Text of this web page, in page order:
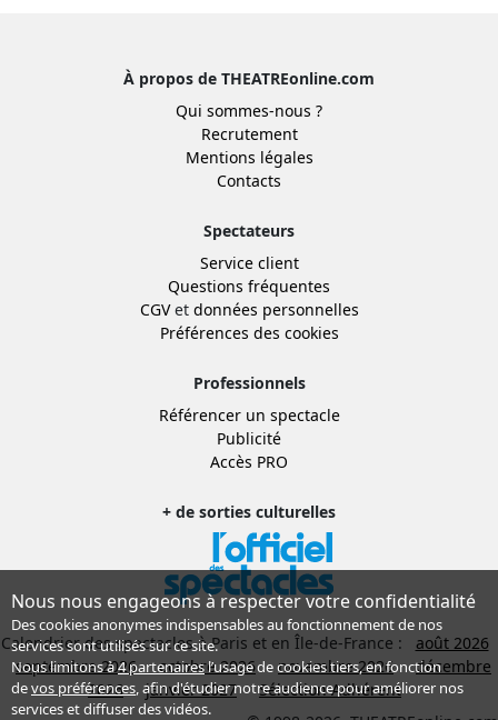
À propos de THEATREonline.com
Qui sommes-nous ?
Recrutement
Mentions légales
Contacts
Spectateurs
Service client
Questions fréquentes
CGVet données personnelles
Préférences des cookies
Professionnels
Référencer un spectacle
Publicité
Accès PRO
+ de sorties culturelles
Calendrier des spectacles à Paris et en Île-de-France :
août 2026
septembre 2026
octobre 2026 novembre 2026
décembre
2026
janvier 2027
Sélection Adhérent
Nous nous engageons à respecter votre confidentialité
Des cookies anonymes indispensables au fonctionnement de nos
services sont utilisés sur ce site.
Nous limitons à4 partenairesl’usage de cookies tiers, en fonction
devos préférences, afin d'étudier notre audience pour améliorer nos
services et diffuser des vidéos.